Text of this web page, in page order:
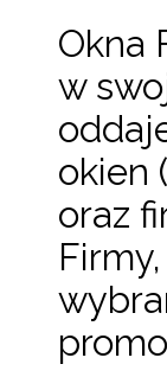
Okna
w
okien
oraz